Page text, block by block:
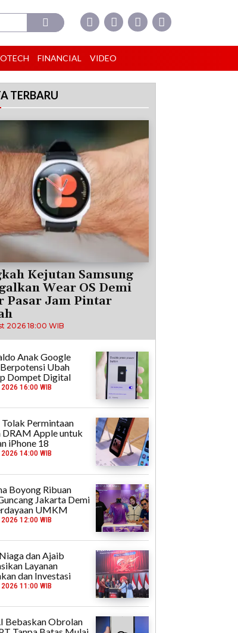
FINANCIAL VIDEO
TERBARU
Kejutan Samsung
Wear OS Demi
Pasar Jam Pintar
2026 18:00 WIB
Anak Google
Ubah
Dompet Digital
16:00 WIB
Permintaan
DRAM Apple untuk
iPhone 18
14:00 WIB
Boyong Ribuan
Jakarta Demi
UMKM
12:00 WIB
dan Ajaib
Layanan
dan Investasi
11:00 WIB
Bebaskan Obrolan